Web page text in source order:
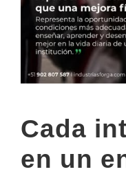
Cada
en un